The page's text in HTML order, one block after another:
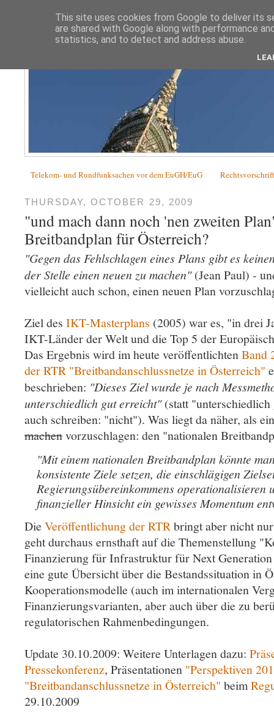
Telekom- und Rundfunksachen vor dem EuGH/EuG
THURSDAY, OCTOBER 29, 2009
"und mach dann noch 'nen zweiten
Breitbandplan für Österreich?
"Gegen das Fehlschlagen eines Plans gibt es
der Stelle einen neuen zu machen"(Jean Paul) -
vielleicht auch schon, einen neuen Plan
Ziel des IKT-Masterplans (2005) war es, "in drei
IKT-Länder der Welt und die Top 5 der
Das Ergebnis wird im heute veröffentlichtenBand
der RTR "Breitbandanschlussnetze in Österreich"
beschrieben: "Dieses Ziel wurde je nach
unterschiedlich gut erreicht"(statt "unterschiedlich
auch schreiben: "nicht"). Was liegt da näher, als
machenvorzuschlagen: den "nationalen
"Mit einem nationalen Breitbandplan könnte
konsistente Ziele setzen, die einschlägigen
Regierungsübereinkommens operationalisieren
finanzieller Hinsicht ein gewisses Momentum
Die Veröffentlichung der RTRbringt aber nicht
geht durchaus ernsthaft auf die Themenstellung
Finanzierung für Infrastruktur für Next
eine gute Übersicht über die Bestandssituation in
Kooperationsmodelle (auch im internationalen
Finanzierungsvarianten, aber auch über die zu
regulatorischen Rahmenbedingungen.
Update 30.10.2009: Weitere Unterlagen dazu:
Pressekonferenz, Präsentationen "Perspektiven
"Breitbandanschlussnetze in Österreich" beim
29.10.2009
This site uses cookies from Google to deliver its
are shared with Google along with performance
statistics, and to detect and address abuse.